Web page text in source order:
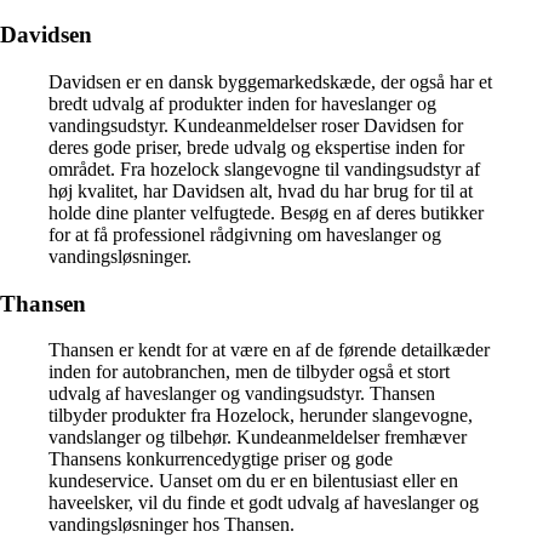
Davidsen
Davidsen er en dansk byggemarkedskæde, der også har et
bredt udvalg af produkter inden for haveslanger og
vandingsudstyr. Kundeanmeldelser roser Davidsen for
deres gode priser, brede udvalg og ekspertise inden for
området. Fra hozelock slangevogne til vandingsudstyr af
høj kvalitet, har Davidsen alt, hvad du har brug for til at
holde dine planter velfugtede. Besøg en af deres butikker
for at få professionel rådgivning om haveslanger og
vandingsløsninger.
Thansen
Thansen er kendt for at være en af de førende detailkæder
inden for autobranchen, men de tilbyder også et stort
udvalg af haveslanger og vandingsudstyr. Thansen
tilbyder produkter fra Hozelock, herunder slangevogne,
vandslanger og tilbehør. Kundeanmeldelser fremhæver
Thansens konkurrencedygtige priser og gode
kundeservice. Uanset om du er en bilentusiast eller en
haveelsker, vil du finde et godt udvalg af haveslanger og
vandingsløsninger hos Thansen.